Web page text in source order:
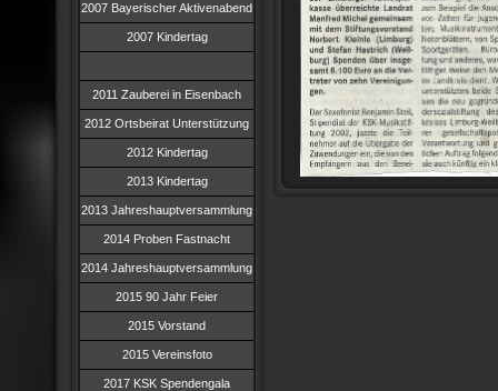
2007 Bayerischer Aktivenabend
2007 Kindertag
2011 Zauberei in Eisenbach
2012 Ortsbeirat Unterstützung
2012 Kindertag
2013 Kindertag
2013 Jahreshauptversammlung
2014 Proben Fastnacht
2014 Jahreshauptversammlung
2015 90 Jahr Feier
2015 Vorstand
2015 Vereinsfoto
2017 KSK Spendengala